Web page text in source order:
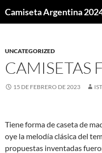
Camiseta Argentina
UNCATEGORIZED
CAMISETAS
15 DE FEBRERO DE 2023
Tiene forma de caseta de
oye la melodía clásica del
propuestas inventadas